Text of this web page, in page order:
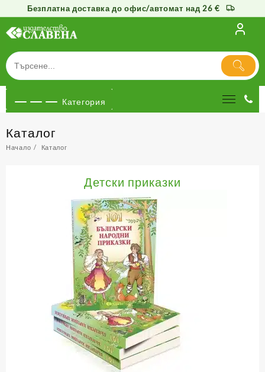
Безплатна доставка до офис/автомат над 26 €
съдържанието
Категория
Каталог
Начало Каталог
Детски приказки